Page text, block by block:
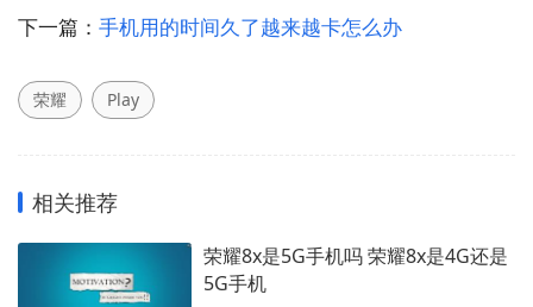
下一篇： 手机用的时间久了越来越卡怎么办
荣耀 Play
相关推荐
荣耀8x是5G手机吗 荣耀8x是4G还是
5G手机